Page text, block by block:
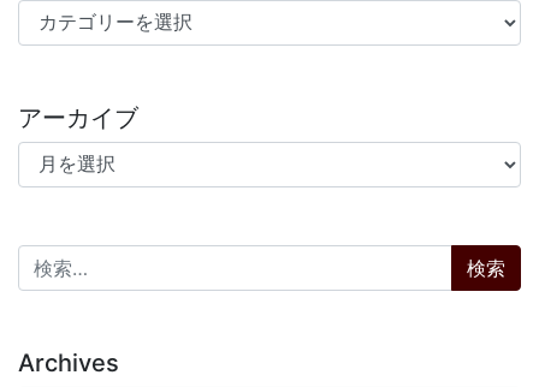
カテゴリー
アーカイブ
アーカイブ
検索:
Archives